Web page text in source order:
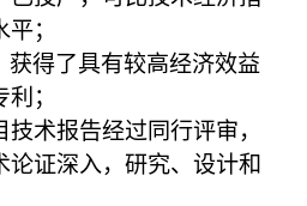
；
得了具有较高经济效益
；
术报告经过同行评审，
证深入，研究、设计和